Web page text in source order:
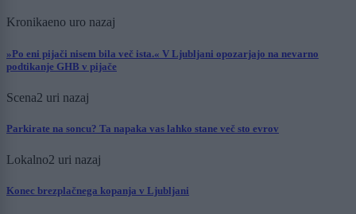
Kronikaeno uro nazaj
»Po eni pijači nisem bila več ista.« V Ljubljani opozarjajo na nevarno
podtikanje GHB v pijače
Scena2 uri nazaj
Parkirate na soncu? Ta napaka vas lahko stane več sto evrov
Lokalno2 uri nazaj
Konec brezplačnega kopanja v Ljubljani